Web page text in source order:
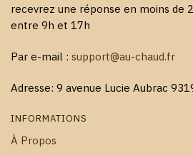
recevrez une réponse en moins de
entre 9h et 17h
Par e-mail : support@au-chaud.fr
Adresse: 9 avenue Lucie Aubrac
INFORMATIONS
À Propos